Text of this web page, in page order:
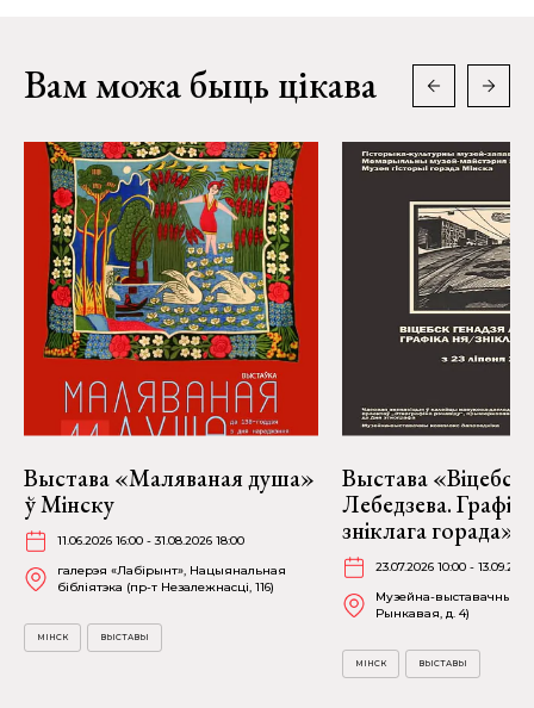
Вам можа быць цікава
Выстава «Маляваная душа»
ў Мінску
11.06.2026 16:00 - 31.08.2026 18:00
галерэя «Лабірынт», Нацыянальная
бібліятэка (пр-т Незалежнасці, 116)
МІНСК ВЫСТАВЫ
Выстава «Віцебск
Лебедзева.
зніклага горада»
23.07.2026 10:00 -
Музейна-выставачны
Рынкавая, д. 4)
МІНСК ВЫСТАВЫ